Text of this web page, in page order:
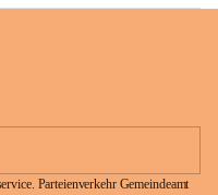
Parteienverkehr Gemeindeamt